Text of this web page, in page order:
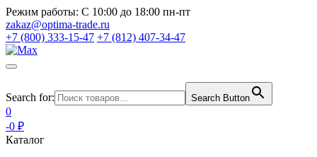
Режим работы: С 10:00 до 18:00 пн-пт
zakaz@optima-trade.ru
+7 (800) 333-15-47 +7 (812) 407-34-47
Search for: Search Button
0
-0 ₽
Каталог